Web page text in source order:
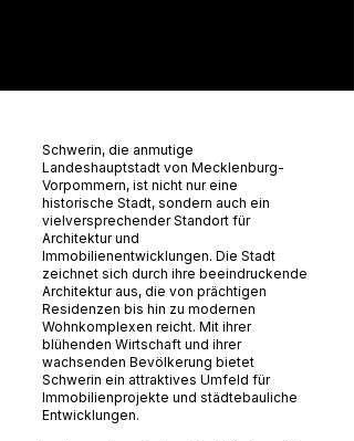
Schwerin, die anmutige
Landeshauptstadt von Mecklenburg-
Vorpommern, ist nicht nur eine
historische Stadt, sondern auch ein
vielversprechender Standort für
Architektur und
Immobilienentwicklungen. Die Stadt
zeichnet sich durch ihre beeindruckende
Architektur aus, die von prächtigen
Residenzen bis hin zu modernen
Wohnkomplexen reicht. Mit ihrer
blühenden Wirtschaft und ihrer
wachsenden Bevölkerung bietet
Schwerin ein attraktives Umfeld für
Immobilienprojekte und städtebauliche
Entwicklungen.